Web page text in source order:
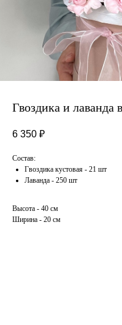
Гвоздика и лаванда
6 350 ₽
Состав:
Гвоздика кустовая - 21 шт
Лаванда - 250 шт
Высота - 40 см
Ширина - 20 см